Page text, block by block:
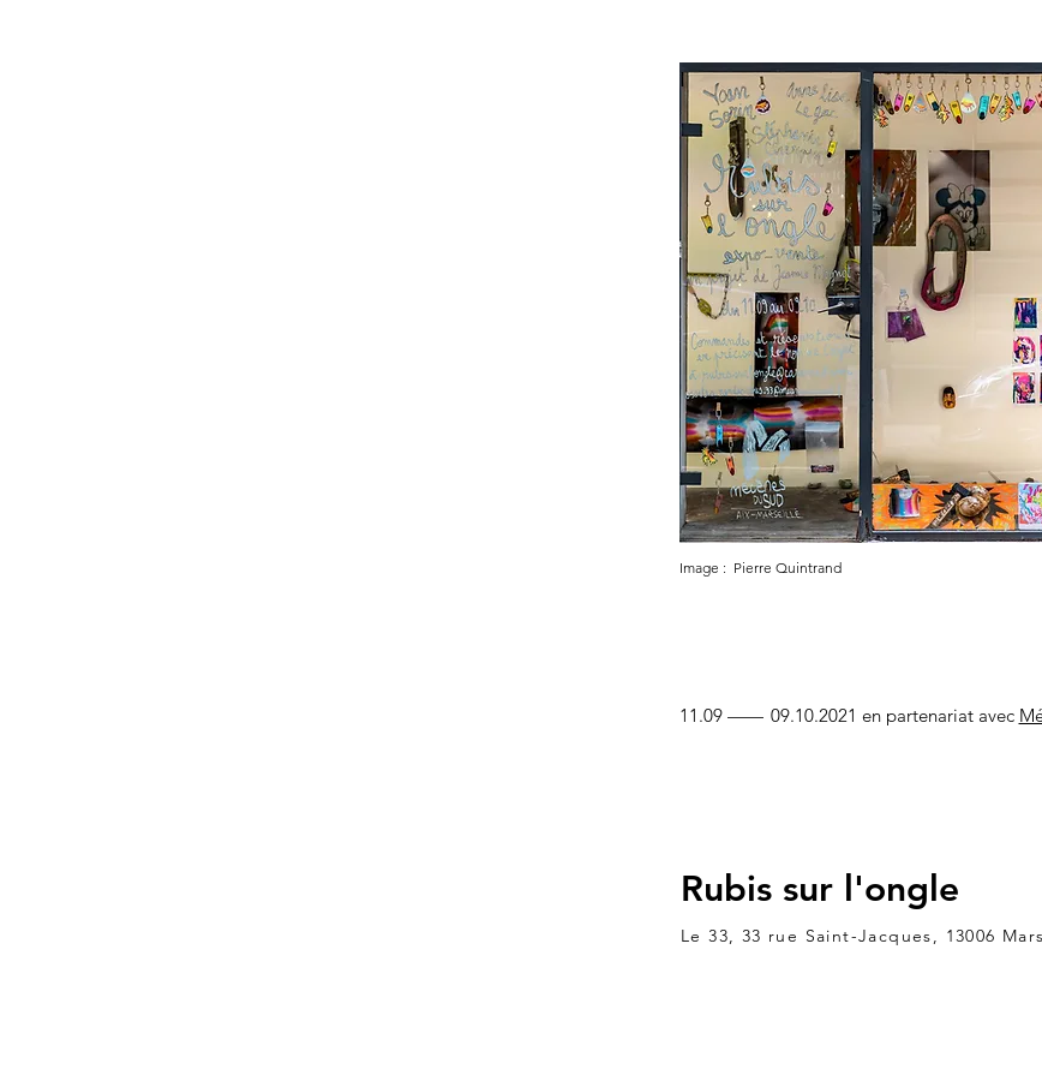
Image : Pierre Quintrand
11.09 —— 09.10.2021 en partenariat avec
Rubis sur l'ongle
Le 33, 33 rue Saint-Jacques, 13006